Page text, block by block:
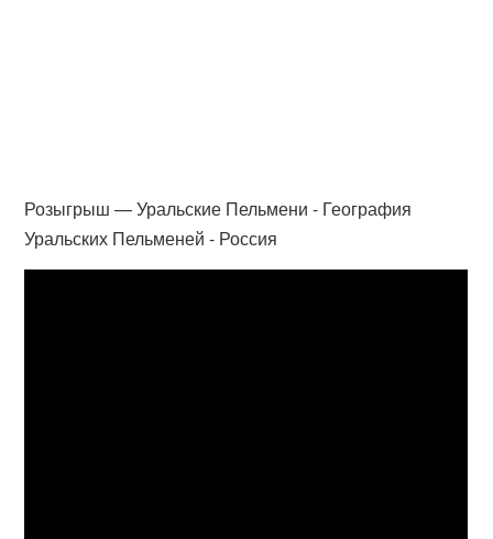
Розыгрыш — Уральские Пельмени - География
Уральских Пельменей - Россия